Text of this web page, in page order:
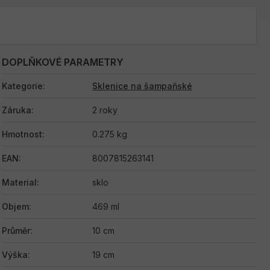
DOPLŇKOVÉ PARAMETRY
Kategorie: Sklenice na šampaňské
Záruka: 2 roky
Hmotnost: 0.275 kg
EAN: 8007815263141
Material: sklo
Objem: 469 ml
Průměr: 10 cm
Výška: 19 cm